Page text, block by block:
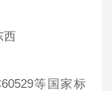
西
等国家标